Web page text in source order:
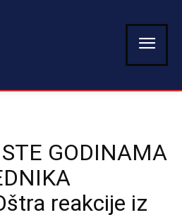
GODINAMA
reakcije iz